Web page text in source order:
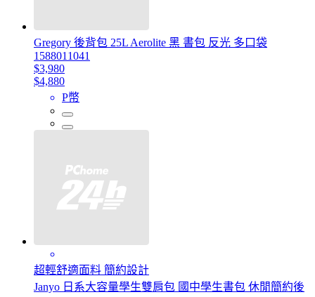
Gregory 後背包 25L Aerolite 黑 書包 反光 多口袋
1588011041
$3,980
$4,880
P幣
超輕舒適面料 簡約設計
Janyo 日系大容量學生雙肩包 國中學生書包 休閒簡約後